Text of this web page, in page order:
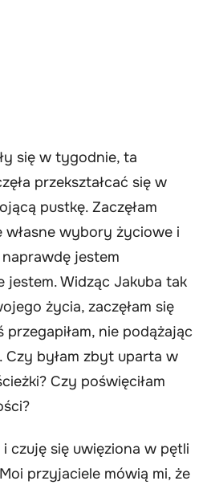
się w tygodnie, ta
przekształcać się w
pustkę. Zaczęłam
wybory życiowe i
jestem
jestem. Widząc Jakuba tak
życia, zaczęłam się
nie podążając
Czy byłam zbyt uparta w
Czy poświęciłam
czuję się uwięziona w pętli
przyjaciele mówią mi, że